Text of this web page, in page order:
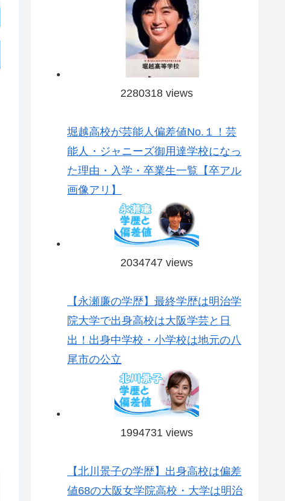
2280318 views
堀越高校が芸能人偏差値No.１！芸
能人・ジャニーズ御用達学校になっ
た理由・入学・卒業生一覧【卒アル
画像アリ】
2034747 views
【永瀬廉の学歴】最終学歴は明治学
院大学で出身高校は大阪学芸と日
出！出身中学校・小学校は地元の八
尾市の公立
1994731 views
【北川景子の学歴】出身高校は偏差
値68の大阪女学院高校・大学は明治